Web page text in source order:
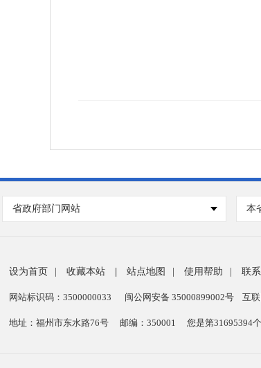
省政府部门网站 本
设为首页 收藏本站 站点地图 使用帮助 联
网站标识码：3500000033 闽公网安备 35000899002号 互
地址：福州市东水路76号 邮编：350001 您是第31695394